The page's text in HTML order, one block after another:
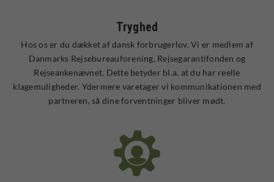
Tryghed
Hos os er du dækket af dansk forbrugerlov. Vi er medlem af
Danmarks Rejsebureauforening, Rejsegarantifonden og
Rejseankenævnet. Dette betyder bl.a. at du har reelle
klagemuligheder. Ydermere varetager vi kommunikationen med
partneren, så dine forventninger bliver mødt.